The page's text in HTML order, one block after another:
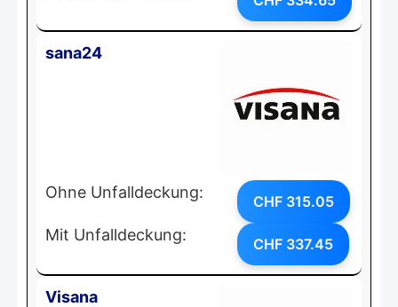
sana24
Ohne Unfalldeckung: CHF 315.05
Mit Unfalldeckung: CHF 337.45
Visana